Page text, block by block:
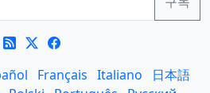
Français Italiano
日本語